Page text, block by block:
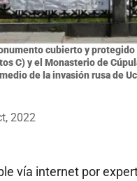
cubierto y
C) y el Monasterio de
de la invasión rusa de
2022
vía internet por